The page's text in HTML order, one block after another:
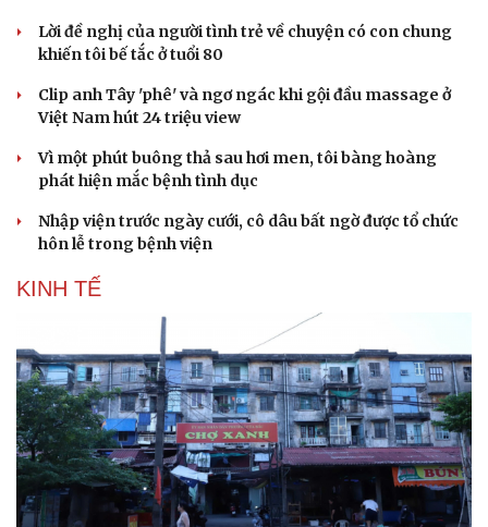
Doanh nghiệp
Thông tin doanh nghiệp
Doanh nhân
Vì cộng đồng
Công nghệ
Trải nghiệm
Lời đề nghị của người tình trẻ về chuyện có con chung
khiến tôi bế tắc ở tuổi 80
Clip anh Tây 'phê' và ngơ ngác khi gội đầu massage ở
Việt Nam hút 24 triệu view
Vì một phút buông thả sau hơi men, tôi bàng hoàng
phát hiện mắc bệnh tình dục
Nhập viện trước ngày cưới, cô dâu bất ngờ được tổ chức
hôn lễ trong bệnh viện
KINH TẾ